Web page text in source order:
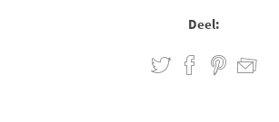
Deel: